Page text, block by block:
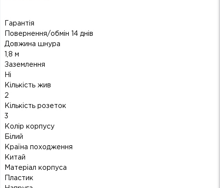
Гарантія
Повернення/обмін 14 днів
Довжина шнура
1,8 м
Заземлення
Ні
Кількість жив
2
Кількість розеток
3
Колір корпусу
Білий
Країна походження
Китай
Матеріал корпуса
Пластик